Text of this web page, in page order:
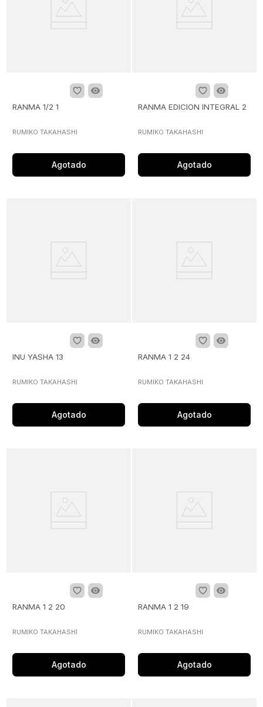
RANMA 1/2 1
RUMIKO TAKAHASHI
Agotado
RANMA EDICION INTEGRAL 2
RUMIKO TAKAHASHI
Agotado
INU YASHA 13
RUMIKO TAKAHASHI
Agotado
RANMA 1 2 24
RUMIKO TAKAHASHI
Agotado
RANMA 1 2 20
RUMIKO TAKAHASHI
Agotado
RANMA 1 2 19
RUMIKO TAKAHASHI
Agotado